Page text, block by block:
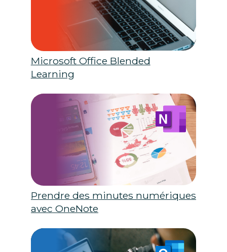
Microsoft Office Blended
Learning
Prendre des minutes numériques
avec OneNote